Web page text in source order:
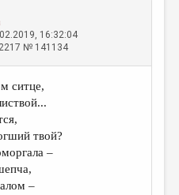
16:32:04
№ 141134
ситце,
твой?
–
–